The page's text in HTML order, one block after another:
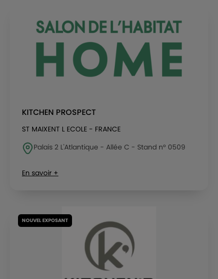
KITCHEN PROSPECT
ST MAIXENT L ECOLE - FRANCE
Palais 2 L'Atlantique - Allée C - Stand n° 0509
En savoir +
NOUVEL EXPOSANT